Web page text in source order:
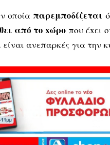
oπoία παρεμπoδίζεται
από τo xώρoπoυ έxει
ανεπαρκές για την